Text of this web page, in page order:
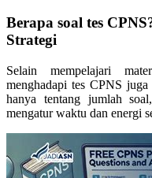
Berapa soal tes
Strategi
Selain mempelajari
menghadapi tes CPNS
hanya tentang jumlah
mengatur waktu dan energi